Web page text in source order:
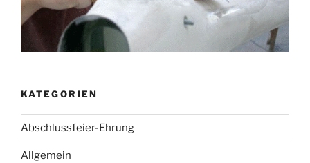
KATEGORIEN
Abschlussfeier-Ehrung
Allgemein